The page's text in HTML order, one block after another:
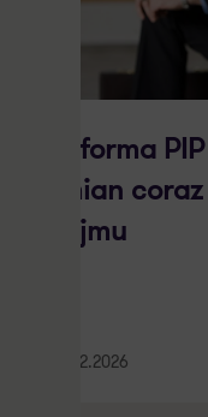
Reforma
zmian
Sejmu
25.02.2026